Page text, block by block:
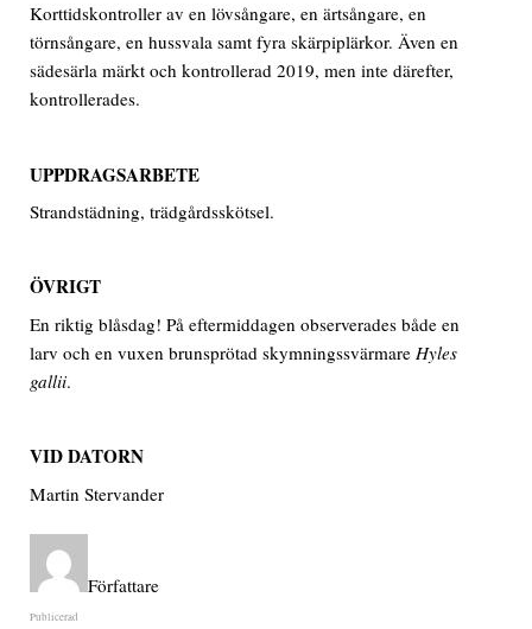
Korttidskontroller av en lövsångare, en ärtsångare, en
törnsångare, en hussvala samt fyra skärpiplärkor. Även en
sädesärla märkt och kontrollerad 2019, men inte därefter,
kontrollerades.
UPPDRAGSARBETE
Strandstädning, trädgårdsskötsel.
ÖVRIGT
En riktig blåsdag! På eftermiddagen observerades både en
larv och en vuxen brunsprötad skymningssvärmareHyles
gallii.
VID DATORN
Martin Stervander
Författare